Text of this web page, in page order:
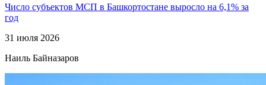
Число субъектов МСП в Башкортостане выросло на 6,1% за
год
31 июля 2026
Наиль Байназаров